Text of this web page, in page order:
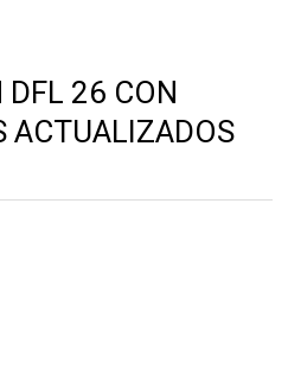
DFL 26 CON
ACTUALIZADOS